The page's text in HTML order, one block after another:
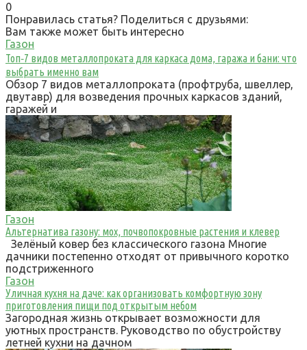
0
Понравилась статья? Поделиться с друзьями:
Вам также может быть интересно
Газон
Топ‑7 видов металлопроката для каркаса дома, гаража и бани: что
выбрать именно вам
Обзор 7 видов металлопроката (профтруба, швеллер,
двутавр) для возведения прочных каркасов зданий,
гаражей и
Газон
Альтернатива газону: мох, почвопокровные растения и клевер
Зелёный ковер без классического газона Многие
дачники постепенно отходят от привычного коротко
подстриженного
Газон
Уличная кухня на даче: как организовать комфортную зону
приготовления пищи под открытым небом
Загородная жизнь открывает возможности для
уютных пространств. Руководство по обустройству
летней кухни на дачном